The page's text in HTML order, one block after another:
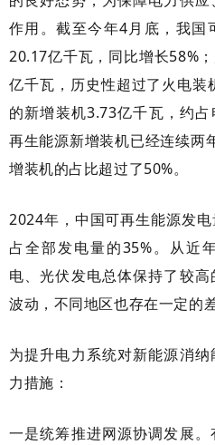
作用。截至今年4月底，我国
20.17亿千瓦，同比增长58%
亿千瓦，历史性超过了火电
的新增装机3.73亿千瓦，约
再生能源新增装机已经连续两
增装机的占比超过了50%。
2024年，中国可再生能源发
占全部发电量的35%。从近
电、光伏发电总体保持了较
波动，不同地区也存在一定的差
为提升电力系统对新能源消
力措施：
一是统筹推进网源协调发展